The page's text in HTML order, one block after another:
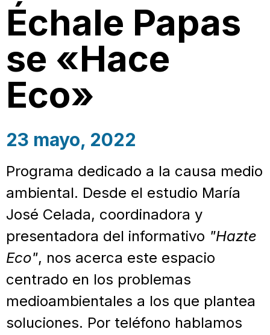
Échale Papas
se «Hace
Eco»
23 mayo, 2022
Programa dedicado a la causa medio
ambiental. Desde el estudio María
José Celada, coordinadora y
presentadora del informativo "Hazte
Eco", nos acerca este espacio
centrado en los problemas
medioambientales a los que plantea
soluciones. Por teléfono hablamos